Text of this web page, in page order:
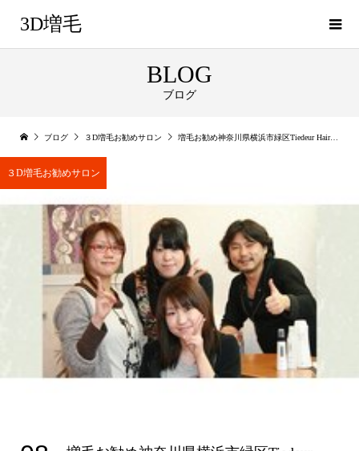
3D増毛
BLOG
ブログ
ブログ ３D増毛お勧めサロン 増毛お勧め神奈川県横浜市緑区Tiedeur Hair Design美容室
３D増毛お勧めサロン